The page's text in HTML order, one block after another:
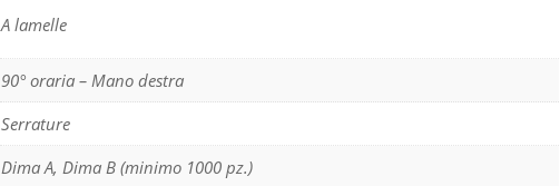
A lamelle
90° oraria – Mano destra
Serrature
Dima A, Dima B (minimo 1000 pz.)